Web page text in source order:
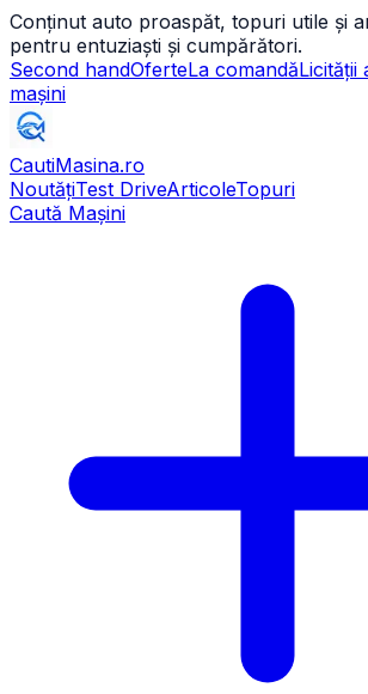
Conținut auto proaspăt, topuri utile și
pentru entuziaști și cumpărători.
Second handOferteLa comandăLicității
mașini
CautiMasina.ro
NoutățiTest DriveArticoleTopuri
Caută Mașini